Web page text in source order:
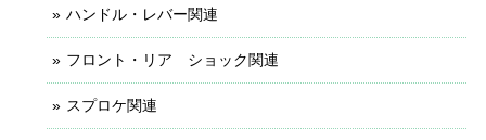
ハンドル・レバー関連
フロント・リア ショック関連
スプロケ関連